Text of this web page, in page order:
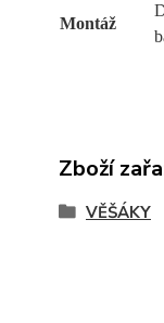
Montáž
Zboží
VĚŠÁKY